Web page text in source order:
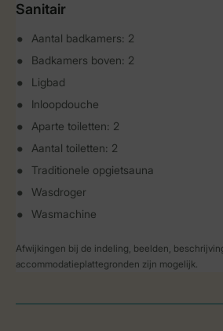
Sanitair
Aantal badkamers: 2
Badkamers boven: 2
Ligbad
Inloopdouche
Aparte toiletten: 2
Aantal toiletten: 2
Traditionele opgietsauna
Wasdroger
Wasmachine
Afwijkingen bij de indeling, beelden,
accommodatieplattegronden zijn mogelijk.